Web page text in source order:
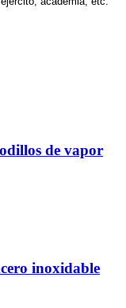
de vapor
inoxidable